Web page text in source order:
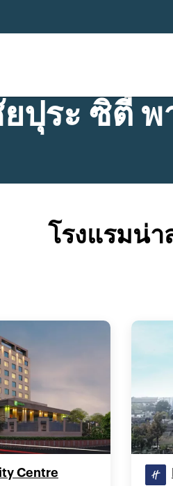
ปุระ ซิตี้ พ
โรงแรมน่
Centre